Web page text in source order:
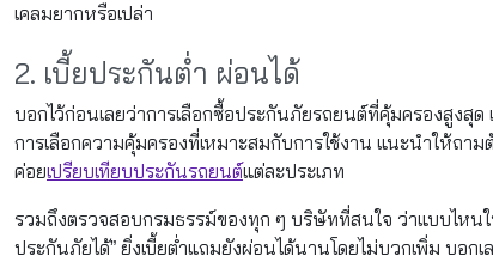
เคลมยากหรือเปล่า
2. เบี้ยประกันต่ำ ผ่อนได้
บอกไว้ก่อนเลยว่าการเลือกซื้อประกันภัยรถยนต์ที่คุ้มครองสูงสุ
การเลือกความคุ้มครองที่เหมาะสมกับการใช้งาน แนะนำให้ถ
ค่อยเปรียบเทียบประกันรถยนต์แต่ละประเภท
รวมถึงตรวจสอบกรมธรรม์ของทุก ๆ บริษัทที่สนใจ ว่าแบบไหน
ประกันภัยได้” ยิ่งเบี้ยต่ำแถมยังผ่อนได้นานโดยไม่บวกเพิ่ม บอก